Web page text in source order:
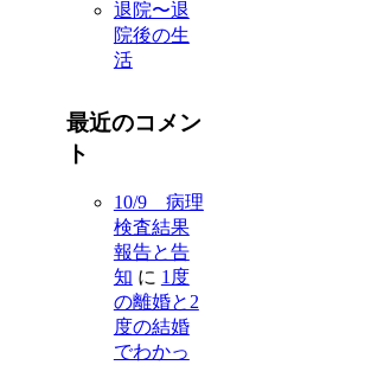
退院〜退
院後の生
活
最近のコメン
ト
10/9 病理
検査結果
報告と告
知 に 1度
の離婚と2
度の結婚
でわかっ